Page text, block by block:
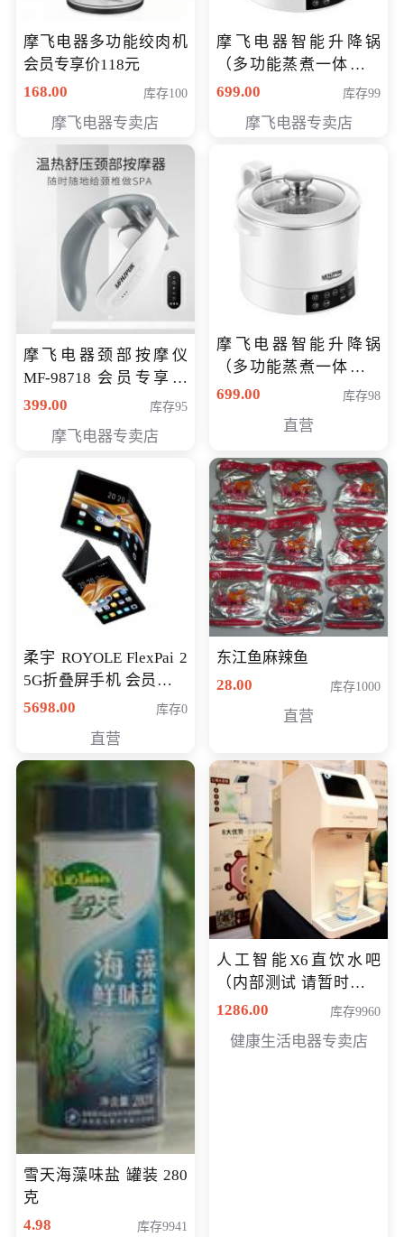
摩飞电器多功能绞肉机
会员专享价118元
168.00
库存100
摩飞电器专卖店
摩飞电器智能升降锅
（多功能蒸煮一体锅）
（智能升降养生锅） 会
699.00 库存99
摩飞电器专卖店
摩飞电器颈部按摩仪
MF-98718 会员专享价
299元
399.00 库存95
摩飞电器专卖店
摩飞电器智能升降锅
（多功能蒸煮一体锅）
（智能升降养生锅） 会
699.00 库存98
直营
柔宇 ROYOLE FlexPai 2
5G折叠屏手机 会员专享
购买价格 4998元
5698.00 库存0
直营
东江鱼麻辣鱼
28.00
库存1000
直营
雪天海藻味盐 罐装 280
克
4.98
库存9941
人工智能X6直饮水吧
（内部测试 请暂时不要
购买）
1286.00 库存9960
健康生活电器专卖店